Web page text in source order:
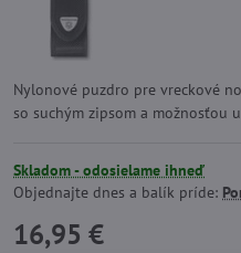
Nylonové puzdro pre vreckové
so suchým zipsom a možnosťou
Skladom - odosielame ihneď
Objednajte dnes a balík príde:
16,95 €